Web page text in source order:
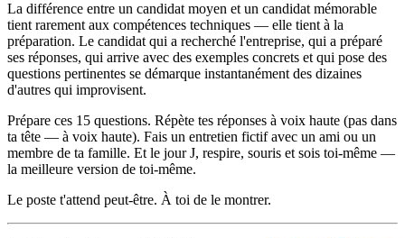
La différence entre un candidat moyen et un candidat mémorable
tient rarement aux compétences techniques — elle tient à la
préparation. Le candidat qui a recherché l'entreprise, qui a préparé
ses réponses, qui arrive avec des exemples concrets et qui pose des
questions pertinentes se démarque instantanément des dizaines
d'autres qui improvisent.
Prépare ces 15 questions. Répète tes réponses à voix haute (pas dans
ta tête — à voix haute). Fais un entretien fictif avec un ami ou un
membre de ta famille. Et le jour J, respire, souris et sois toi-même —
la meilleure version de toi-même.
Le poste t'attend peut-être. À toi de le montrer.